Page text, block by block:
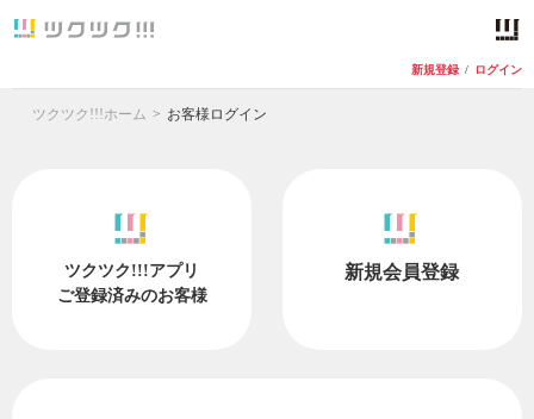
新規登録 / ログイン
ツクツク!!!ホーム お客様ログイン
ツクツク!!!アプリ
ご登録済みのお客様
新規会員登録